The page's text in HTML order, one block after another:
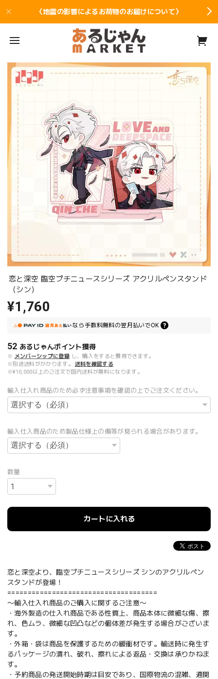
〈地震の影響によるお荷物のお届けについて〉
恋と深空 臨空プチニュースシリーズ アクリルペンスタンド
（シン）
¥1,760
なら 手数料無料の翌月払いでOK
52 あるじゃんポイント獲得
※ メンバーシップに登録 し、購入をすると獲得できます。
※別途送料がかかります。
送料を確認する
※¥10,000以上のご注文で国内送料が無料になります。
輸入仕入れ商品のため必ず注意事項を確認の上でご注文ください。
輸入仕入商品のため製品仕様上の傷等が見られる場合があります。
数量
カートに入れる
恋と深空より、臨空プチニュースシリーズ シンのアクリルペン
スタンドが登場！
=====================================
〜輸入仕入れ商品のご購入に関するご注意〜
・海外製造の仕入れ商品である性質上、商品本体に微細な傷、擦
れ、色ムラ、微細な凹凸などの個体差が発生する場合がございま
す。
・外箱・袋は商品を保護するための緩衝材です。輸送時に発生す
るパッケージの潰れ、破れ、擦れによる返品・交換は承りかねま
す。
・予約商品の発送開始時期は目安であり、国際物流の混雑、通関